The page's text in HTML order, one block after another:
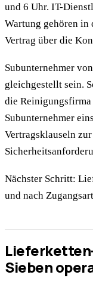
und 6 Uhr. IT-
Wartung gehören in
Vertrag über die
Subunternehmer
gleichgestellt sein.
die
Subunternehmer
Vertragsklauseln
Nächster Schritt:
und nach
Sieben